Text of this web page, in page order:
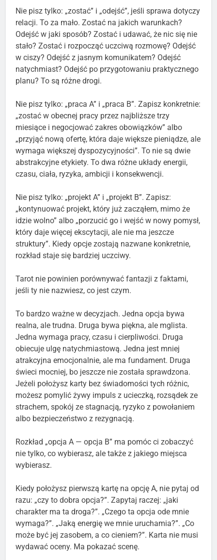
Nie pisz tylko: „zostać” i „odejść”, jeśli sprawa dotyczy
relacji. To za mało. Zostać na jakich warunkach?
Odejść w jaki sposób? Zostać i udawać, że nic się nie
stało? Zostać i rozpocząć uczciwą rozmowę? Odejść
w ciszy? Odejść z jasnym komunikatem? Odejść
natychmiast? Odejść po przygotowaniu praktycznego
planu? To są różne drogi.
Nie pisz tylko: „praca A” i „praca B”. Zapisz konkretnie:
„zostać w obecnej pracy przez najbliższe trzy
miesiące i negocjować zakres obowiązków” albo
„przyjąć nową ofertę, która daje większe pieniądze, ale
wymaga większej dyspozycyjności”. To nie są dwie
abstrakcyjne etykiety. To dwa różne układy energii,
czasu, ciała, ryzyka, ambicji i konsekwencji.
Nie pisz tylko: „projekt A” i „projekt B”. Zapisz:
„kontynuować projekt, który już zacząłem, mimo że
idzie wolno” albo „porzucić go i wejść w nowy pomysł,
który daje więcej ekscytacji, ale nie ma jeszcze
struktury”. Kiedy opcje zostają nazwane konkretnie,
rozkład staje się bardziej uczciwy.
Tarot nie powinien porównywać fantazji z faktami,
jeśli ty nie nazwiesz, co jest czym.
To bardzo ważne w decyzjach. Jedna opcja bywa
realna, ale trudna. Druga bywa piękna, ale mglista.
Jedna wymaga pracy, czasu i cierpliwości. Druga
obiecuje ulgę natychmiastową. Jedna jest mniej
atrakcyjna emocjonalnie, ale ma fundament. Druga
świeci mocniej, bo jeszcze nie została sprawdzona.
Jeżeli położysz karty bez świadomości tych różnic,
możesz pomylić żywy impuls z ucieczką, rozsądek ze
strachem, spokój ze stagnacją, ryzyko z powołaniem
albo bezpieczeństwo z rezygnacją.
Rozkład „opcja A — opcja B” ma pomóc ci zobaczyć
nie tylko, co wybierasz, ale także z jakiego miejsca
wybierasz.
Kiedy położysz pierwszą kartę na opcję A, nie pytaj od
razu: „czy to dobra opcja?”. Zapytaj raczej: „jaki
charakter ma ta droga?”. „Czego ta opcja ode mnie
wymaga?”. „Jaką energię we mnie uruchamia?”. „Co
może być jej zasobem, a co cieniem?”. Karta nie musi
wydawać oceny. Ma pokazać scenę.